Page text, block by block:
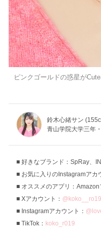
ピンクゴールドの惑星が
鈴木心緒サン
青山学院大学三年
好きなブランド：SpRay、
お気に入りのInstagramアカ
オススメのアプリ：
Xアカウント： @koko__ro19
Instagramアカウント：
TikTok： koko_r019